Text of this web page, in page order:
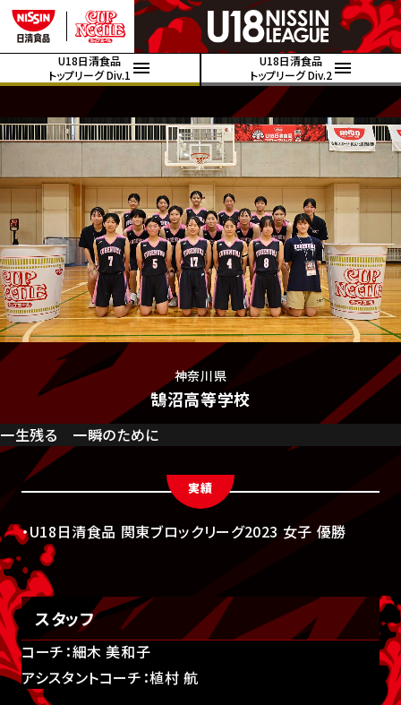
U18日清食品
トップリーグ Div.1
U18日清食品
トップリーグ Div.2
神奈川県
鵠沼高等学校
一生残る 一瞬のために
実績
・U18日清食品 関東ブロックリーグ2023 女子 優勝
スタッフ
コーチ：細木 美和子
アシスタントコーチ：植村 航